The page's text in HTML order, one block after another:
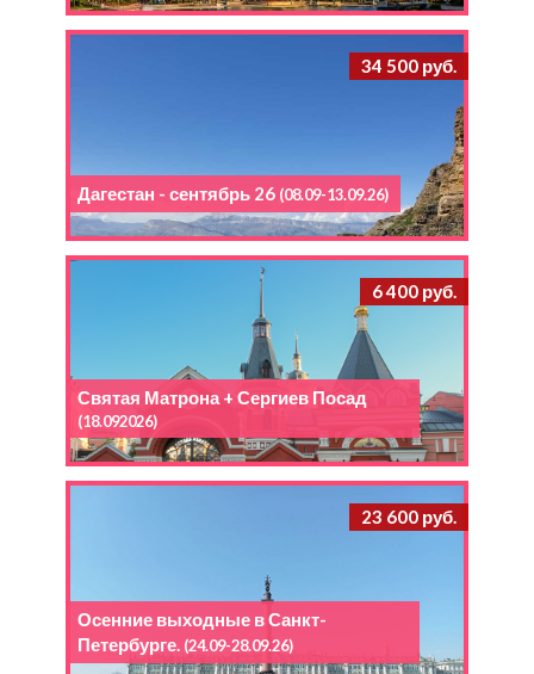
34 500 руб.
Дагестан - сентябрь 26 (08.09-13.09.26)
6 400 руб.
Святая Матрона + Сергиев Посад
(18.092026)
23 600 руб.
Осенние выходные в Санкт-
Петербурге. (24.09-28.09.26)